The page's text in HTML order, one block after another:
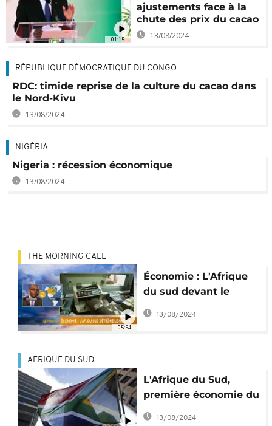
01:15
ajustements face à la
chute des prix du cacao
13/08/2024
RÉPUBLIQUE DÉMOCRATIQUE DU CONGO
RDC: timide reprise de la culture du cacao dans
le Nord-Kivu
13/08/2024
NIGÉRIA
Nigeria : récession économique
13/08/2024
05:54
THE MORNING CALL
Économie : L'Afrique
du sud devant le
Nigeria [The Morning
Call]
13/08/2024
AFRIQUE DU SUD
L'Afrique du Sud,
première économie du
continent
13/08/2024